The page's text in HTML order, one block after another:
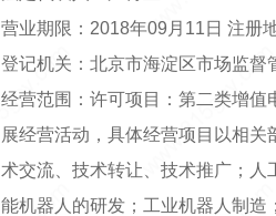
营业期限：2018年09月11日 注册
登记机关：北京市海淀区市场监督
经营范围：许可项目：第二类增
展经营活动，具体经营项目以相
术交流、技术转让、技术推广；
能机器人的研发；工业机器人制